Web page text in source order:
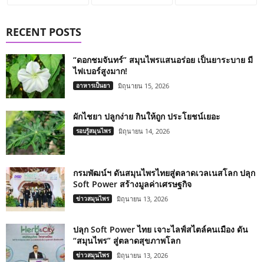
RECENT POSTS
“ดอกชมจันทร์” สมุนไพรแสนอร่อย เป็นยาระบาย มี
ไฟเบอร์สูงมาก!
อาหารเป็นยา มิถุนายน 15, 2026
ผักไชยา ปลูกง่าย กินให้ถูก ประโยชน์เยอะ
รอบรู้สมุนไพร มิถุนายน 14, 2026
กรมพัฒน์ฯ ดันสมุนไพรไทยสู่ตลาดเวลเนสโลก ปลุก
Soft Power สร้างมูลค่าเศรษฐกิจ
ข่าวสมุนไพร มิถุนายน 13, 2026
ปลุก Soft Power ไทย เจาะไลฟ์สไตล์คนเมือง ดัน
“สมุนไพร” สู่ตลาดสุขภาพโลก
ข่าวสมุนไพร มิถุนายน 13, 2026